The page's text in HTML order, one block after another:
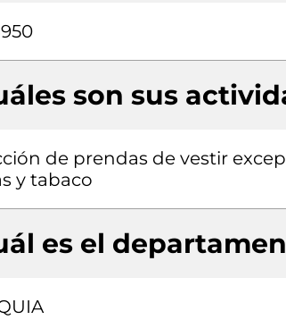
son sus
de prendas de vestir
y tabaco
es el